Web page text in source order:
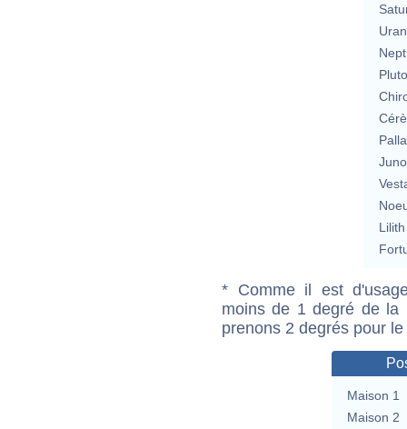
Lilith
* Comme il est
moins de 1 degré de la
prenons 2 degrés pour
Maison 1
Maison 2